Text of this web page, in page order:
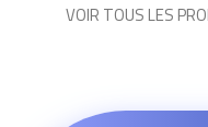
VOIR TOUS LES